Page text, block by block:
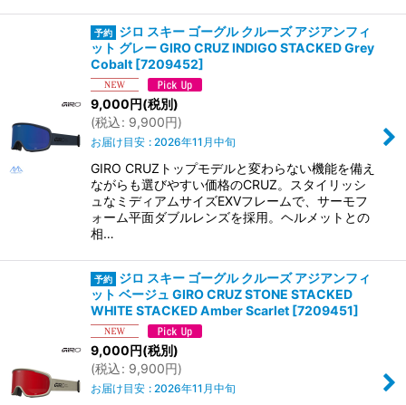
ジロ スキー ゴーグル クルーズ アジアンフィ
ット グレー GIRO CRUZ INDIGO STACKED Grey
Cobalt [7209452]
9,000円(税別)
(税込: 9,900円)
お届け目安 : 2026年11月中旬
GIRO CRUZトップモデルと変わらない機能を備え
ながらも選びやすい価格のCRUZ。スタイリッシ
ュなミディアムサイズEXVフレームで、サーモフ
ォーム平面ダブルレンズを採用。ヘルメットとの
相…
ジロ スキー ゴーグル クルーズ アジアンフィ
ット ベージュ GIRO CRUZ STONE STACKED
WHITE STACKED Amber Scarlet [7209451]
9,000円(税別)
(税込: 9,900円)
お届け目安 : 2026年11月中旬